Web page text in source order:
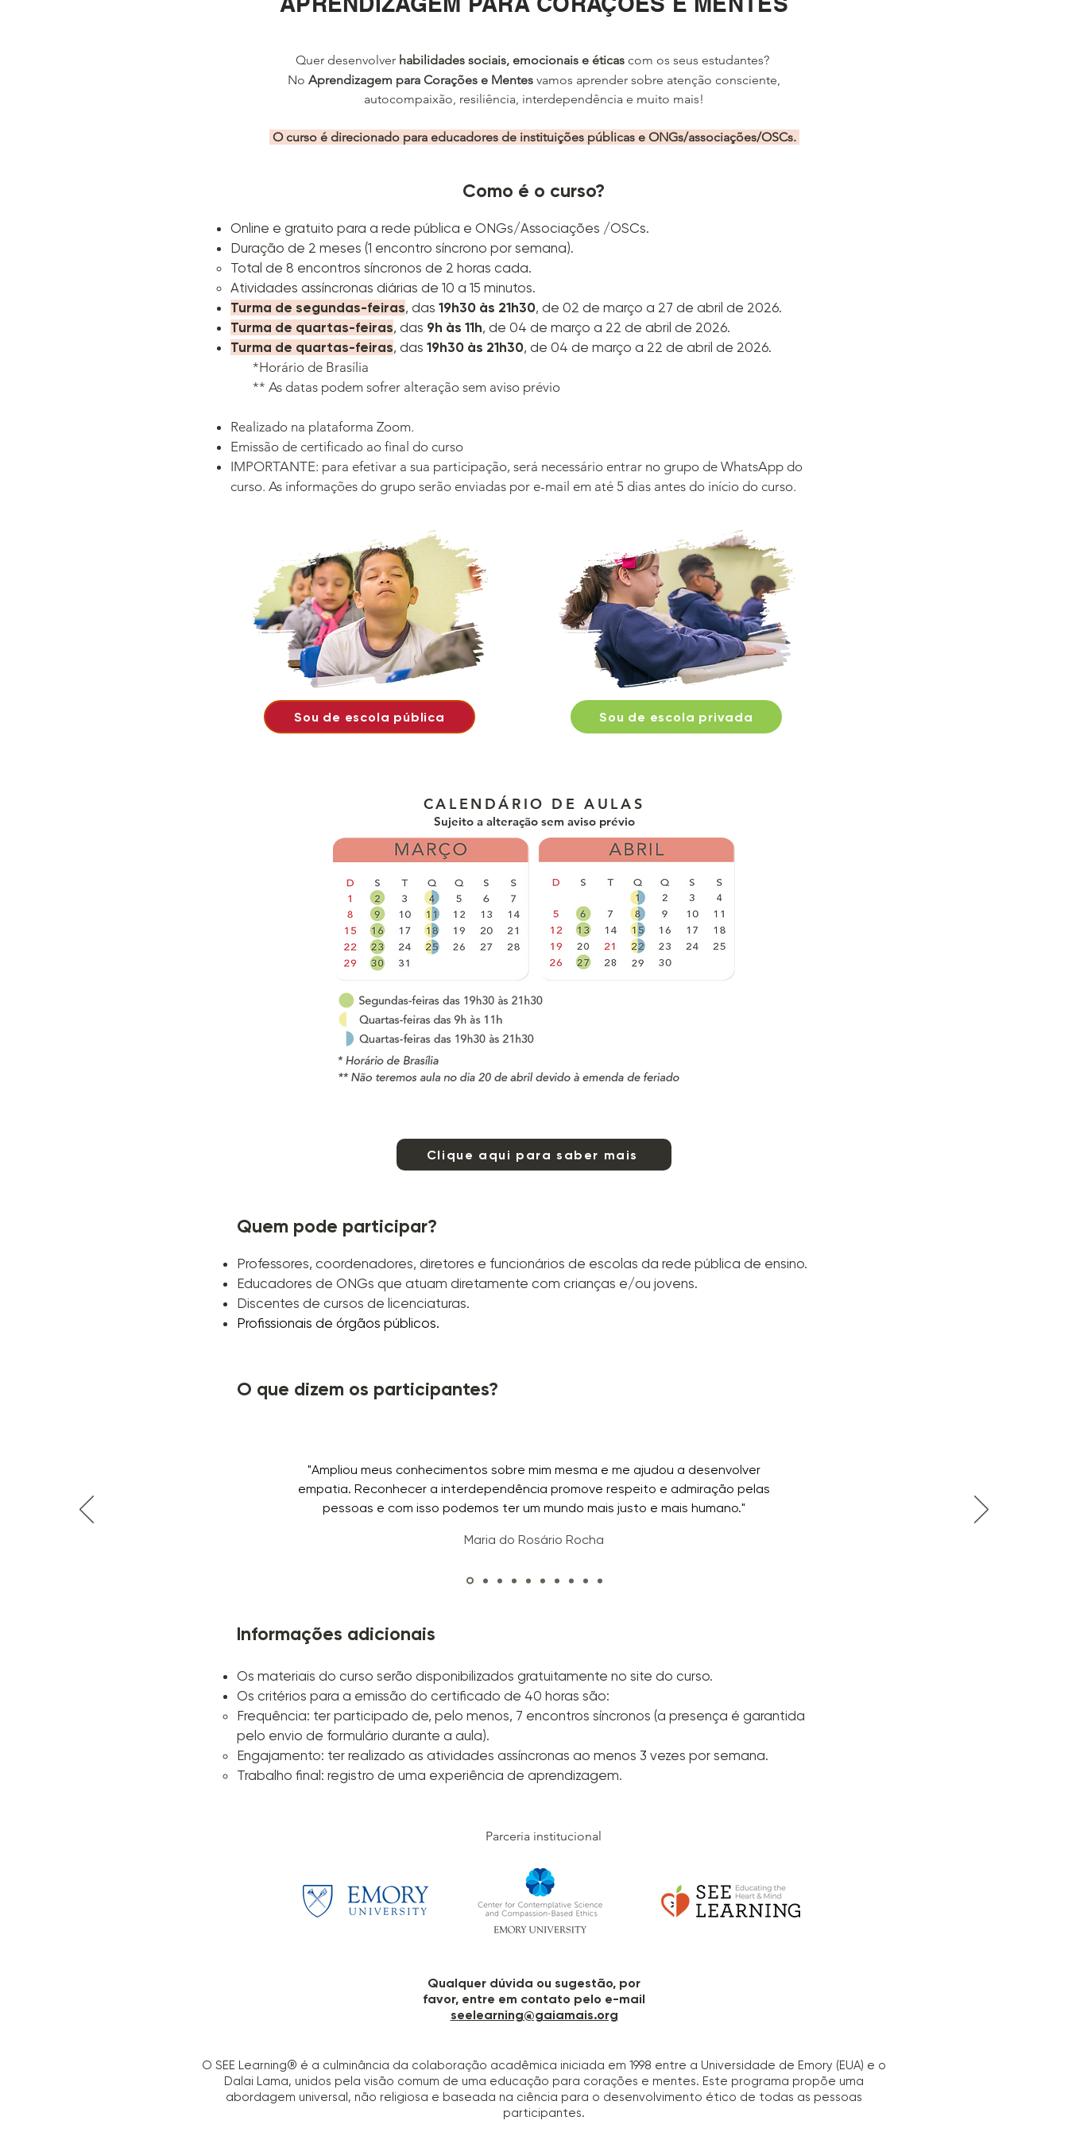
Quer desenvolver habilidades sociais, emocionais e éticas com os seus estudantes?
No Aprendizagem para Corações e Mentes vamos aprender sobre atenção consciente,
autocompaixão, resiliência, interdependência e muito mais!
O curso é direcionado para educadores de instituições públicas e ONGs/associações/OSCs.
Como é o curso?
Online e gratuito para a rede pública e ONGs/Associações /OSCs.
Duração de 2 meses (1 encontro síncrono por semana).
Total de 8 encontros síncronos de 2 horas cada.
Atividades assíncronas diárias de 10 a 15 minutos.
Turma de segundas-feiras, das 19h30 às 21h30, de 02 de março a 27 de abril de 2026.
Turma de quartas-feiras, das 9h às 11h, de 04 de março a 22 de abril de 2026.
Turma de quartas-feiras, das 19h30 às 21h30, de 04 de março a 22 de abril de 2026.
*Horário de Brasília​
** As datas podem sofrer alteração sem aviso prévio
Realizado na plataforma Zoom.
Emissão de certificado ao final do curso
IMPORTANTE: para efetivar a sua participação, será necessário entrar no grupo de WhatsApp do
curso. As informações do grupo serão enviadas por e-mail em até 5 dias antes do início do curso.
Sou de escola pública Sou de escola privada
CALENDÁRIO DE AULAS
Sujeito a alteração sem aviso prévio
Clique aqui para saber mais
Quem pode participar?
Professores, coordenadores, diretores e funcionários de escolas da rede pública de ensino.
Educadores de ONGs que atuam diretamente com crianças e/ou jovens.
Discentes de cursos de licenciaturas.
Profissionais de órgãos públicos.
O que dizem os participantes?
"Ampliou meus conhecimentos sobre mim mesma e me ajudou a desenvolver
empatia. Reconhecer a interdependência promove respeito e admiração pelas
pessoas e com isso podemos ter um mundo mais justo e mais humano."
Maria do Rosário Rocha
Informações adicionais
Os materiais do curso serão disponibilizados gratuitamente no site do curso.
Os critérios para a emissão do certificado de 40 horas são:
Frequência: ter participado de, pelo menos, 7 encontros síncronos (a presença é garantida
pelo envio de formulário durante a aula).
Engajamento: ter realizado as atividades assíncronas ao menos 3 vezes por semana.
Trabalho final: registro de uma experiência de aprendizagem.
Parceria institucional
Qualquer dúvida ou sugestão, por
favor, entre em contato pelo e-mail
seelearning@gaiamais.org
O SEE Learning® é a culminância da colaboração acadêmica iniciada em 1998 entre a Universidade de Emory (EUA) e o
Dalai Lama, unidos pela visão comum de uma educação para corações e mentes. Este programa propõe uma
abordagem universal, não religiosa e baseada na ciência para o desenvolvimento ético de todas as pessoas
participantes.